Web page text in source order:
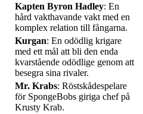
Kapten Byron Hadley: En
hård vakthavande vakt med en
komplex relation till fångarna.
Kurgan: En odödlig krigare
med ett mål att bli den enda
kvarstående odödlige genom att
besegra sina rivaler.
Mr. Krabs: Röstskådespelare
för SpongeBobs giriga chef på
Krusty Krab.